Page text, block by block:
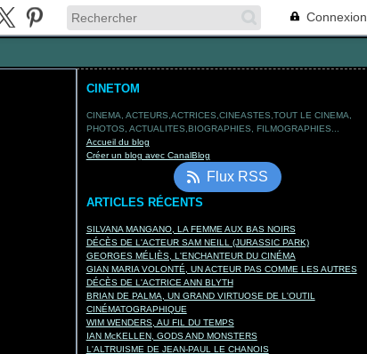
Connexion
CINETOM
CINEMA, ACTEURS,ACTRICES,CINEASTES,TOUT LE CINEMA,
PHOTOS, ACTUALITES,BIOGRAPHIES, FILMOGRAPHIES...
Accueil du blog
Créer un blog avec CanalBlog
Flux RSS
ARTICLES RÉCENTS
SILVANA MANGANO, LA FEMME AUX BAS NOIRS
DÉCÈS DE L'ACTEUR SAM NEILL (JURASSIC PARK)
GEORGES MÉLIÈS, L'ENCHANTEUR DU CINÉMA
GIAN MARIA VOLONTÉ, UN ACTEUR PAS COMME LES AUTRES
DÉCÈS DE L'ACTRICE ANN BLYTH
BRIAN DE PALMA, UN GRAND VIRTUOSE DE L'OUTIL
CINÉMATOGRAPHIQUE
WIM WENDERS, AU FIL DU TEMPS
IAN McKELLEN, GODS AND MONSTERS
L'ALTRUISME DE JEAN-PAUL LE CHANOIS